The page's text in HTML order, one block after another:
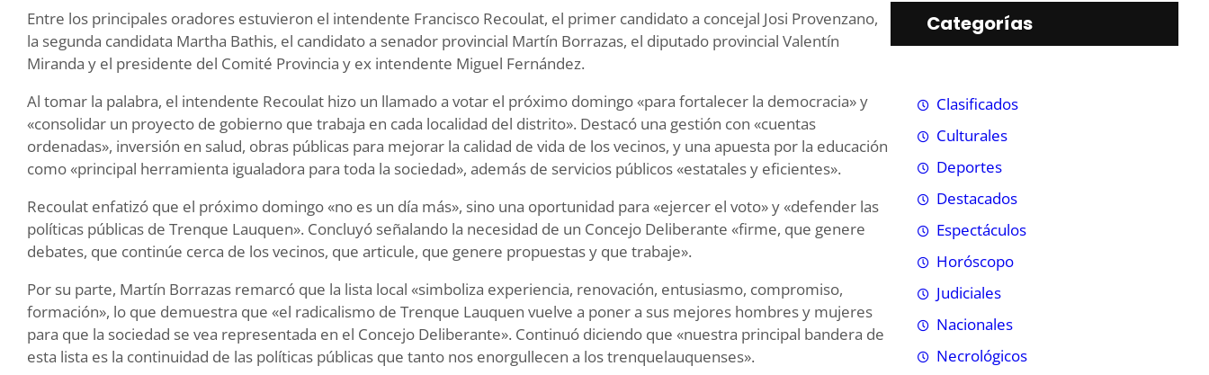
Entre los principales oradores estuvieron el intendente Francisco Recoulat, el primer candidato a concejal Josi Provenzano,
la segunda candidata Martha Bathis, el candidato a senador provincial Martín Borrazas, el diputado provincial Valentín
Miranda y el presidente del Comité Provincia y ex intendente Miguel Fernández.
Al tomar la palabra, el intendente Recoulat hizo un llamado a votar el próximo domingo «para fortalecer la democracia» y
«consolidar un proyecto de gobierno que trabaja en cada localidad del distrito». Destacó una gestión con «cuentas
ordenadas», inversión en salud, obras públicas para mejorar la calidad de vida de los vecinos, y una apuesta por la educación
como «principal herramienta igualadora para toda la sociedad», además de servicios públicos «estatales y eficientes».
Recoulat enfatizó que el próximo domingo «no es un día más», sino una oportunidad para «ejercer el voto» y «defender las
políticas públicas de Trenque Lauquen». Concluyó señalando la necesidad de un Concejo Deliberante «firme, que genere
debates, que continúe cerca de los vecinos, que articule, que genere propuestas y que trabaje».
Por su parte, Martín Borrazas remarcó que la lista local «simboliza experiencia, renovación, entusiasmo, compromiso,
formación», lo que demuestra que «el radicalismo de Trenque Lauquen vuelve a poner a sus mejores hombres y mujeres
para que la sociedad se vea representada en el Concejo Deliberante». Continuó diciendo que «nuestra principal bandera de
esta lista es la continuidad de las políticas públicas que tanto nos enorgullecen a los trenquelauquenses».
Categorías
Clasificados
Culturales
Deportes
Destacados
Espectáculos
Horóscopo
Judiciales
Nacionales
Necrológicos